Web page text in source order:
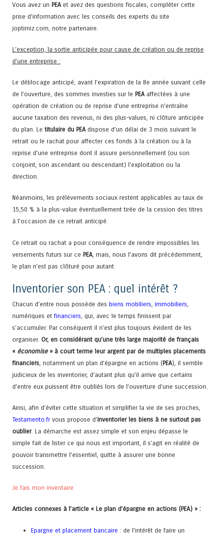
Vous avez un PEAet avez des questions fiscales, compléter cette
prise d’information avec les conseils des experts du site
joptimiz.com, notre partenaire.
L’exception, la sortie anticipée pour cause de création ou de reprise
d’une entreprise :
Le déblocage anticipé, avant l’expiration de la 8e année suivant celle
de l’ouverture, des sommes investies sur le PEAaffectées à une
opération de création ou de reprise d’une entreprise n’entraîne
aucune taxation des revenus, ni des plus-values, ni clôture anticipée
du plan. Letitulaire du PEAdispose d’un délai de 3 mois suivant le
retrait ou le rachat pour affecter ces fonds à la création ou à la
reprise d’une entreprise dont il assure personnellement (ou son
conjoint, son ascendant ou descendant) l’exploitation ou la
direction.
Néanmoins, les prélèvements sociaux restent applicables au taux de
15,50 % à la plus-value éventuellement tirée de la cession des titres
à l’occasion de ce retrait anticipé.
Ce retrait ou rachat a pour conséquence de rendre impossibles les
versements futurs sur ce PEA, mais, nous l’avons dit précédemment,
le plan n’est pas clôturé pour autant.
Inventorier son PEA : quel intérêt ?
Chacun d’entre nous possède des biens mobiliers immobiliers
numériques etfinanciers , qui, avec le temps finissent par
s’accumuler. Par conséquent il n’est plus toujours évident de les
organiser. Or, en considérant qu’une très large majorité de français
« économise» à court terme leur argent par de multiples placements
financiers , notamment un plan d’épargne en actions (PEA), il semble
judicieux de les inventorier, d’autant plus qu’il arrive que certains
d’entre eux puissent être oubliés lors de l’ouverture d’une succession.
Ainsi, afin d’éviter cette situation et simplifier la vie de ses proches,
Testamento.fr vous propose d’inventorier les biens à ne surtout pas
oublier. La démarche est assez simple et son enjeu dépasse le
simple fait de lister ce qui nous est important, il s’agit en réalité de
pouvoir transmettre l’essentiel, quitte à assurer une bonne
succession.
Je fais mon inventaire
Articles connexes à l’article « Le plan d’épargne en actions (PEA) » :
Epargne et placement bancaire : de l’intérêt de faire un